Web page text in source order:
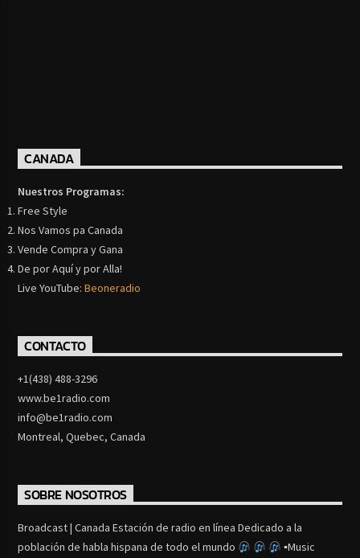
CANADA
Nuestros Programas:
Free Style
Nos Vamos pa Canada
Vende Compra y Gana
De por Aquí y por Alla!
Live YouTube:Beoneradio
CONTACTO
+1(438) 488-3296
www.be1radio.com
info@be1radio.com
Montreal, Quebec, Canada
SOBRE NOSOTROS
Broadcast | Canada Estación de radio en línea Dedicado a la
población de habla hispana de todo el mundo
▪Music